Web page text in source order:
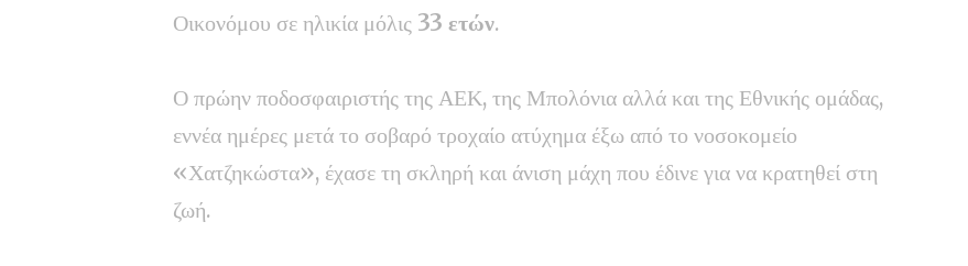
Οικονόμου σε ηλικία μόλις 33 ετών.
Ο πρώην ποδοσφαιριστής της ΑΕΚ, της Μπολόνια αλλά και της Εθνικής ομάδας,
εννέα ημέρες μετά το σοβαρό τροχαίο ατύχημα έξω από το νοσοκομείο
«Χατζηκώστα», έχασε τη σκληρή και άνιση μάχη που έδινε για να κρατηθεί στη
ζωή.